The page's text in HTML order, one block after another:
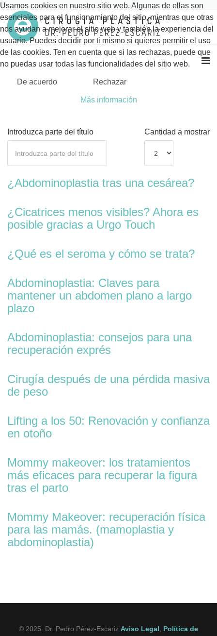
Introduzca parte del título Cantidad a mostrar
¿Abdominoplastia tras una cesárea?
¿Cicatrices menos visibles? Ahora es
posible gracias a Urgo Touch
¿Qué es el seroma y cómo se trata?
Abdominoplastia: Claves para
mantener un abdomen plano a largo
plazo
Abdominoplastia: consejos para una
recuperación exprés
Cirugía después de una pérdida masiva
de peso
Lifting a los 50: Renovación y confianza
en otoño
Mommy makeover: los tratamientos
más eficaces para recuperar la figura
tras el parto
Mommy Makeover: recuperación física
para las mamás. (mamoplastia y
abdominoplastia)
© 2025. Dr. Pedro Pérez-Escariz Aviso Legal
Política de
Usamos cookies en nuestro sitio web. Algunas de ellas son
esenciales para el funcionamiento del sitio, mientras que otras
nos ayudan a mejorar el sitio web y también la experiencia del
usuario. Puedes decidir por ti mismo si quieres permitir el uso
de las cookies. Ten en cuenta que si las rechazas, puede que
no puedas usar todas las funcionalidades del sitio web.
De acuerdo Rechazar
Más información